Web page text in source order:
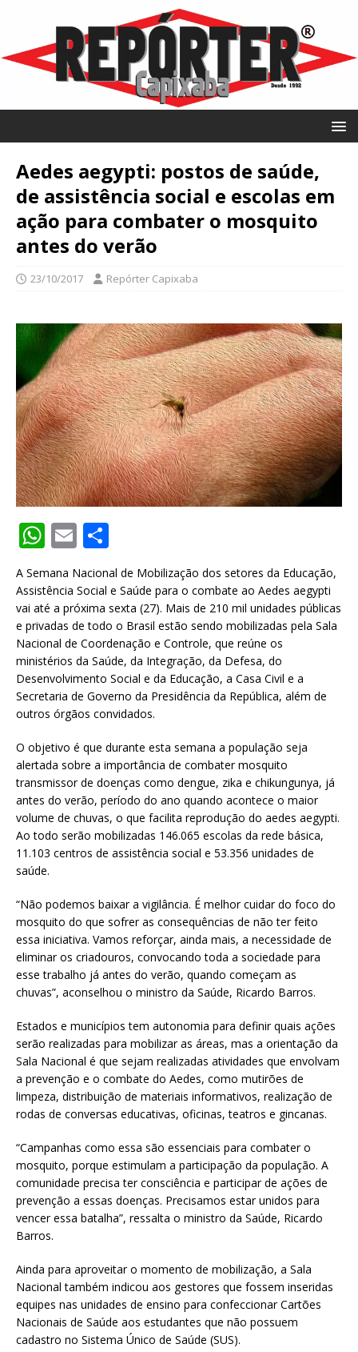
Aedes aegypti: postos de saúde,
de assistência social e escolas em
ação para combater o mosquito
antes do verão
23/10/2017 Repórter Capixaba
W
at
s
A
p
p
E
m
ai
l
h
ar
e
A Semana Nacional de Mobilização dos setores da Educação,
Assistência Social e Saúde para o combate ao Aedes aegypti
vai até a próxima sexta (27). Mais de 210 mil unidades públicas
e privadas de todo o Brasil estão sendo mobilizadas pela Sala
Nacional de Coordenação e Controle, que reúne os
ministérios da Saúde, da Integração, da Defesa, do
Desenvolvimento Social e da Educação, a Casa Civil e a
Secretaria de Governo da Presidência da República, além de
outros órgãos convidados.
O objetivo é que durante esta semana a população seja
alertada sobre a importância de combater mosquito
transmissor de doenças como dengue, zika e chikungunya, já
antes do verão, período do ano quando acontece o maior
volume de chuvas, o que facilita reprodução do aedes aegypti.
Ao todo serão mobilizadas 146.065 escolas da rede básica,
11.103 centros de assistência social e 53.356 unidades de
saúde.
“Não podemos baixar a vigilância. É melhor cuidar do foco do
mosquito do que sofrer as consequências de não ter feito
essa iniciativa. Vamos reforçar, ainda mais, a necessidade de
eliminar os criadouros, convocando toda a sociedade para
esse trabalho já antes do verão, quando começam as
chuvas”, aconselhou o ministro da Saúde, Ricardo Barros.
Estados e municípios tem autonomia para definir quais ações
serão realizadas para mobilizar as áreas, mas a orientação da
Sala Nacional é que sejam realizadas atividades que envolvam
a prevenção e o combate do Aedes, como mutirões de
limpeza, distribuição de materiais informativos, realização de
rodas de conversas educativas, oficinas, teatros e gincanas.
“Campanhas como essa são essenciais para combater o
mosquito, porque estimulam a participação da população. A
comunidade precisa ter consciência e participar de ações de
prevenção a essas doenças. Precisamos estar unidos para
vencer essa batalha”, ressalta o ministro da Saúde, Ricardo
Barros.
Ainda para aproveitar o momento de mobilização, a Sala
Nacional também indicou aos gestores que fossem inseridas
equipes nas unidades de ensino para confeccionar Cartões
Nacionais de Saúde aos estudantes que não possuem
cadastro no Sistema Único de Saúde (SUS).